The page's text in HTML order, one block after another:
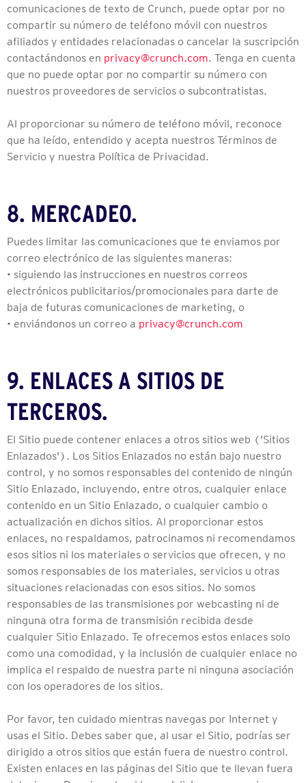
comunicaciones de texto de Crunch, puede optar por no
compartir su número de teléfono móvil con nuestros
afiliados y entidades relacionadas o cancelar la suscripción
contactándonos en privacy@crunch.com. Tenga en cuenta
que no puede optar por no compartir su número con
nuestros proveedores de servicios o subcontratistas.
Al proporcionar su número de teléfono móvil, reconoce
que ha leído, entendido y acepta nuestros Términos de
Servicio y nuestra Política de Privacidad.
8. MERCADEO.
Puedes limitar las comunicaciones que te enviamos por
correo electrónico de las siguientes maneras:
• siguiendo las instrucciones en nuestros correos
electrónicos publicitarios/promocionales para darte de
baja de futuras comunicaciones de marketing, o
• enviándonos un correo a privacy@crunch.com
9. ENLACES A SITIOS DE
TERCEROS.
El Sitio puede contener enlaces a otros sitios web ('Sitios
Enlazados'). Los Sitios Enlazados no están bajo nuestro
control, y no somos responsables del contenido de ningún
Sitio Enlazado, incluyendo, entre otros, cualquier enlace
contenido en un Sitio Enlazado, o cualquier cambio o
actualización en dichos sitios. Al proporcionar estos
enlaces, no respaldamos, patrocinamos ni recomendamos
esos sitios ni los materiales o servicios que ofrecen, y no
somos responsables de los materiales, servicios u otras
situaciones relacionadas con esos sitios. No somos
responsables de las transmisiones por webcasting ni de
ninguna otra forma de transmisión recibida desde
cualquier Sitio Enlazado. Te ofrecemos estos enlaces solo
como una comodidad, y la inclusión de cualquier enlace no
implica el respaldo de nuestra parte ni ninguna asociación
con los operadores de los sitios.
Por favor, ten cuidado mientras navegas por Internet y
usas el Sitio. Debes saber que, al usar el Sitio, podrías ser
dirigido a otros sitios que están fuera de nuestro control.
Existen enlaces en las páginas del Sitio que te llevan fuera